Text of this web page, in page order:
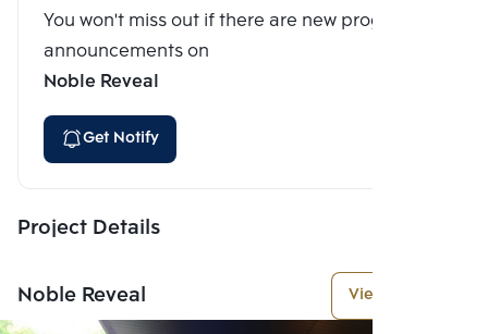
You won't miss out if there are new program
announcements on
Noble Reveal
Get Notify
Project Details
Noble Reveal View More